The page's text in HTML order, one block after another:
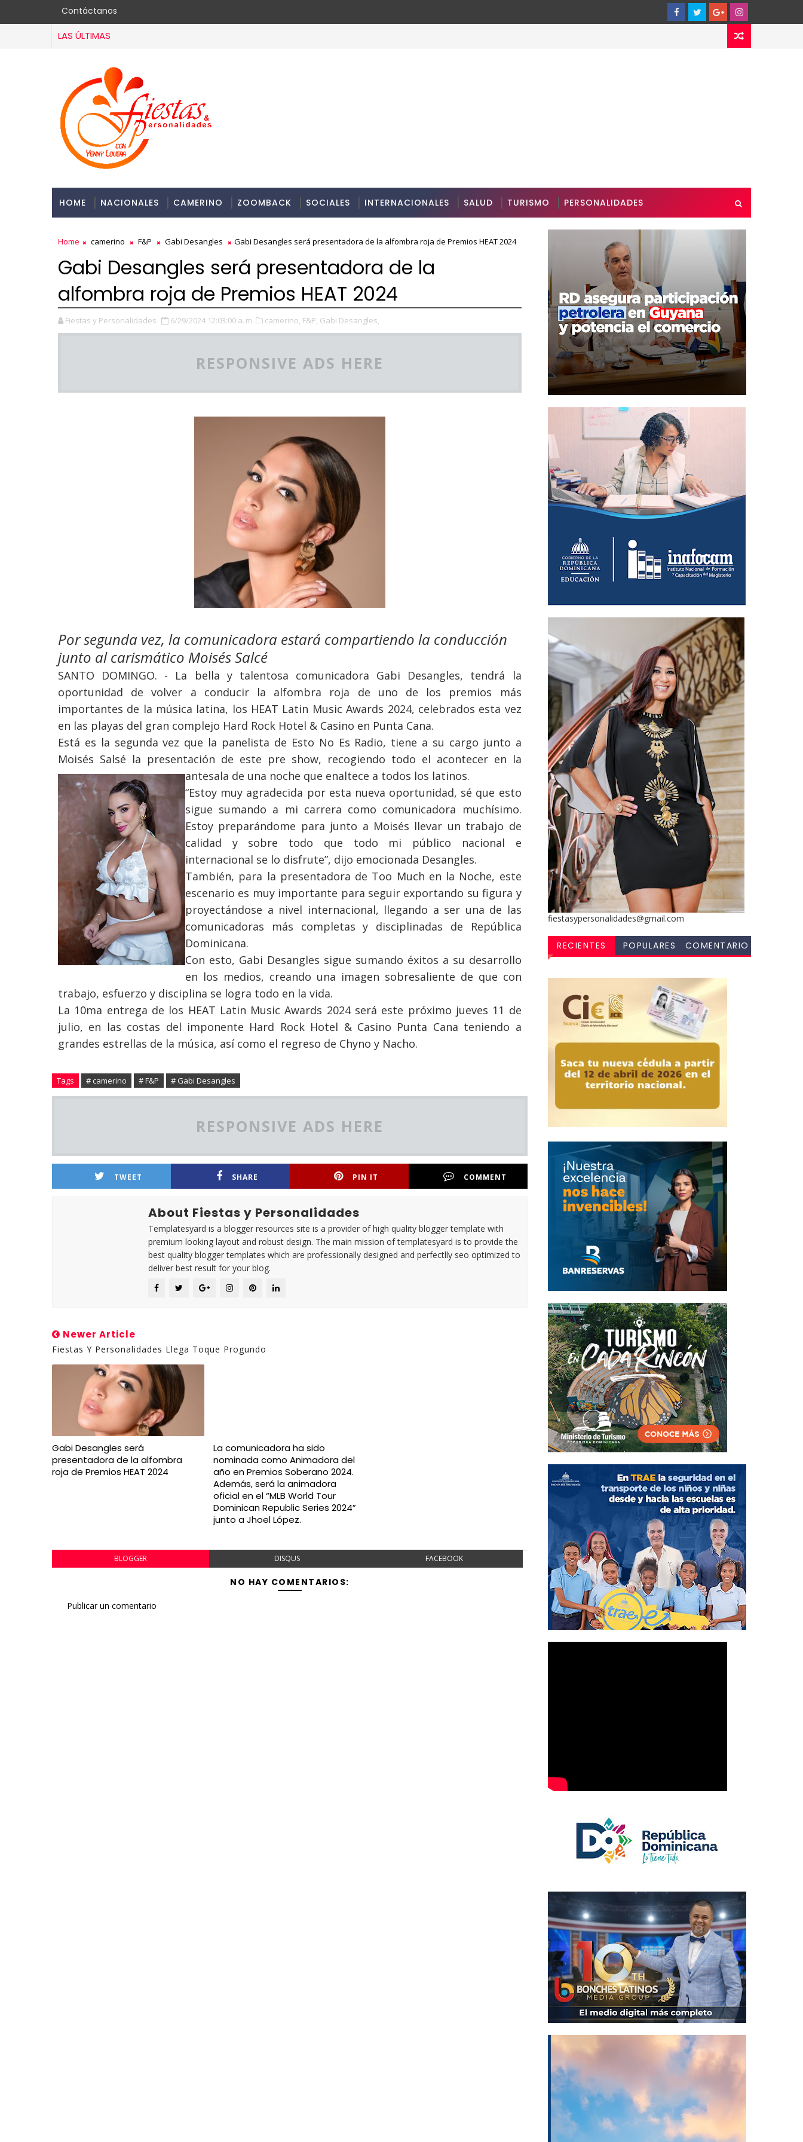
Contáctanos
LAS ÚLTIMAS
HOME NACIONALES CAMERINO ZOOMBACK SOCIALES INTERNACIONALES SALUD TURISMO PERSONALIDADES
Home camerino F&P Gabi Desangles Gabi Desangles será presentadora de la alfombra roja de Premios HEAT 2024
Gabi Desangles será presentadora de la
alfombra roja de Premios HEAT 2024
Fiestas y Personalidades 6/29/2024 12:03:00 a. m. camerino, F&P, Gabi Desangles,
RESPONSIVE ADS HERE
Por segunda vez, la comunicadora estará compartiendo la conducción
junto al carismático Moisés Salcé
SANTO DOMINGO. - La bella y talentosa comunicadora Gabi Desangles, tendrá la
oportunidad de volver a conducir la alfombra roja de uno de los premios más
importantes de la música latina, los HEAT Latin Music Awards 2024, celebrados esta vez
en las playas del gran complejo Hard Rock Hotel & Casino en Punta Cana.
Está es la segunda vez que la panelista de Esto No Es Radio, tiene a su cargo junto a
Moisés Salsé la presentación de este pre show, recogiendo todo el acontecer en la
antesala de una noche que enaltece a todos los latinos.
“Estoy muy agradecida por esta nueva oportunidad, sé que esto
sigue sumando a mi carrera como comunicadora muchísimo.
Estoy preparándome para junto a Moisés llevar un trabajo de
calidad y sobre todo que todo mi público nacional e
internacional se lo disfrute”, dijo emocionada Desangles.
También, para la presentadora de Too Much en la Noche, este
escenario es muy importante para seguir exportando su figura y
proyectándose a nivel internacional, llegando a ser una de las
comunicadoras más completas y disciplinadas de República
Dominicana.
Con esto, Gabi Desangles sigue sumando éxitos a su desarrollo
en los medios, creando una imagen sobresaliente de que con
trabajo, esfuerzo y disciplina se logra todo en la vida.
La 10ma entrega de los HEAT Latin Music Awards 2024 será este próximo jueves 11 de
julio, en las costas del imponente Hard Rock Hotel & Casino Punta Cana teniendo a
grandes estrellas de la música, así como el regreso de Chyno y Nacho.
Tags # camerino # F&P # Gabi Desangles
RESPONSIVE ADS HERE
TWEET SHARE PIN IT COMMENT
About Fiestas y Personalidades
Templatesyard is a blogger resources site is a provider of high quality blogger template with
premium looking layout and robust design. The main mission of templatesyard is to provide the
best quality blogger templates which are professionally designed and perfectlly seo optimized to
deliver best result for your blog.
Newer Article
Fiestas Y Personalidades Llega Toque Progundo
Gabi Desangles será
presentadora de la alfombra
roja de Premios HEAT 2024
La comunicadora ha sido
nominada como Animadora del
año en Premios Soberano 2024.
Además, será la animadora
oficial en el “MLB World Tour
Dominican Republic Series 2024”
junto a Jhoel López.
BLOGGER DISQUS FACEBOOK
NO HAY COMENTARIOS:
Publicar un comentario
fiestasypersonalidades@gmail.com
RECIENTES POPULARES
COMENTARIO